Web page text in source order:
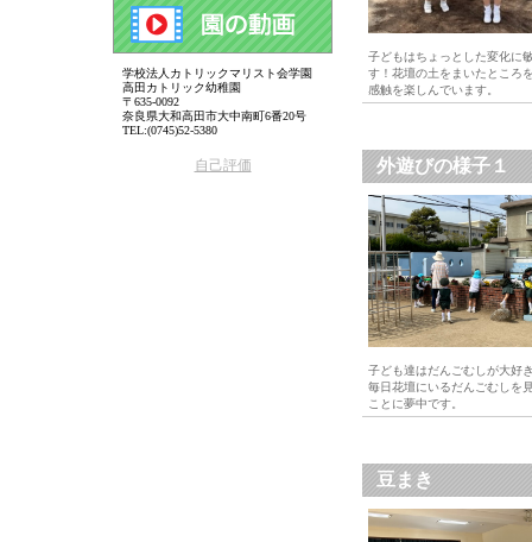
学校法人カトリックマリスト会学園
高田カトリック幼稚園
〒635-0092
奈良県大和高田市大中南町6番20号
TEL:(0745)52-5380
自己評価
子どもはちょっとした変化に
す！花壇の土をまいたところ
感触を楽しんでいます。
外遊びの様子１
子ども達はだんごむしが大好
毎日花壇にいるだんごむしを
ことに夢中です。
豆まき